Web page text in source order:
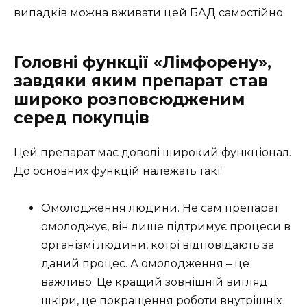
випадків можна вживати цей БАД самостійно.
Головні функції «Лімфорену»,
завдяки яким препарат став
широко розповсюдженим
серед покупців
Цей препарат має доволі широкий функціонал.
До основних функцій належать такі:
Омолодження людини. Не сам препарат
омолоджує, він лише підтримує процеси в
організмі людини, котрі відповідають за
даний процес. А омолодження – це
важливо. Це кращий зовнішній вигляд
шкіри, це покращення роботи внутрішніх